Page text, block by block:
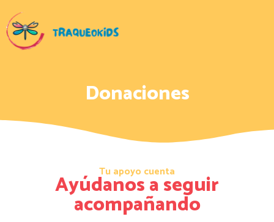
Donaciones
Tu apoyo cuenta
Ayúdanos a seguir
acompañando